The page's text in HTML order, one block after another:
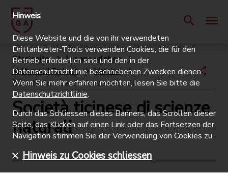
Startseite
Lugano erleben
Kultur und Freizeit
Vereine
Società ticinese di scienze naturali
Società ticinese di scienze
naturali
Hinweis
Diese Website und die von ihr verwendeten
Drittanbieter-Tools verwenden Cookies, die für den
Betrieb erforderlich sind und den in der
Datenschutzrichtlinie beschriebenen Zwecken dienen.
Wenn Sie mehr erfahren möchten, lesen Sie bitte die
Datenschutzrichtlinie.
Durch das Schliessen dieses Banners, das Scrollen dieser
Seite, das Klicken auf einen Link oder das Fortsetzen der
Navigation stimmen Sie der Verwendung von Cookies zu.
Hinweis zu Cookies schliessen